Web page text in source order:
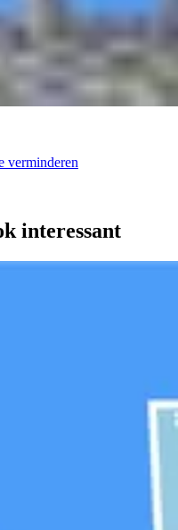
verminderen
interessant